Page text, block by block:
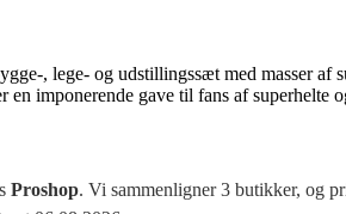
, lege- og udstillingssæt med masser af
imponerende gave til fans af superhelte
Proshop. Vi sammenligner 3 butikker, og